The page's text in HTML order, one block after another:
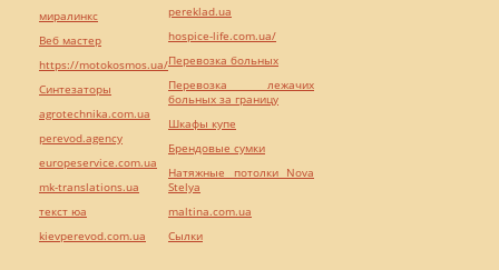
миралинкс
Веб мастер
https://motokosmos.ua/
Синтезаторы
agrotechnika.com.ua
perevod.agency
europeservice.com.ua
mk-translations.ua
текст юа
kievperevod.com.ua
pereklad.ua
hospice-life.com.ua/
Перевозка больных
Перевозка лежачих
больных за границу
Шкафы купе
Брендовые сумки
Натяжные потолки Nova
Stelya
maltina.com.ua
Cылки